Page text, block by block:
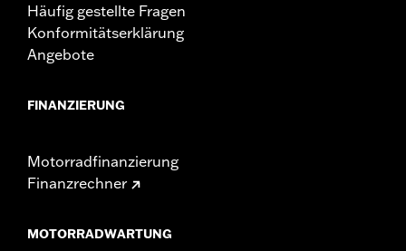
Häufig gestellte Fragen
Konformitätserklärung
Angebote
FINANZIERUNG
Motorradfinanzierung
Finanzrechner
MOTORRADWARTUNG